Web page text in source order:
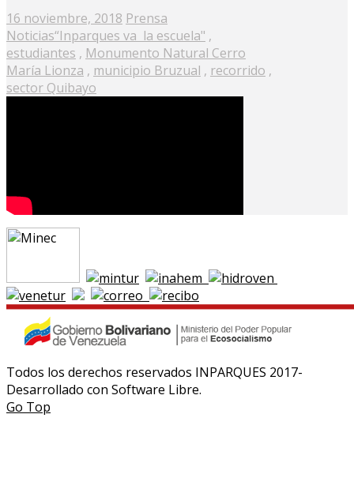
Posted
on
16 noviembre, 2018 Prensa
Noticias“Inparques va la escuela" ,
estudiantes , Monumento Natural Cerro
María Lionza , municipio Bruzual , recorrido ,
sector Quibayo
Todos los derechos reservados INPARQUES 2017-
Desarrollado con Software Libre.
Go Top